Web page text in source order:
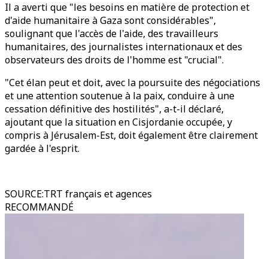
Il a averti que "les besoins en matière de protection et
d'aide humanitaire à Gaza sont considérables",
soulignant que l'accès de l'aide, des travailleurs
humanitaires, des journalistes internationaux et des
observateurs des droits de l'homme est "crucial".
"Cet élan peut et doit, avec la poursuite des négociations
et une attention soutenue à la paix, conduire à une
cessation définitive des hostilités", a-t-il déclaré,
ajoutant que la situation en Cisjordanie occupée, y
compris à Jérusalem-Est, doit également être clairement
gardée à l'esprit.
SOURCE:TRT français et agences
RECOMMANDÉ